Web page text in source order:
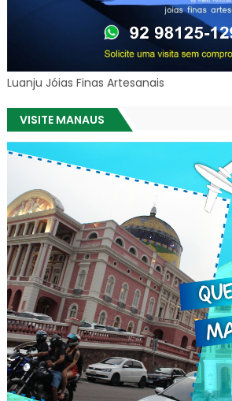
Luanju Jóias Finas Artesanais
VISITE MANAUS